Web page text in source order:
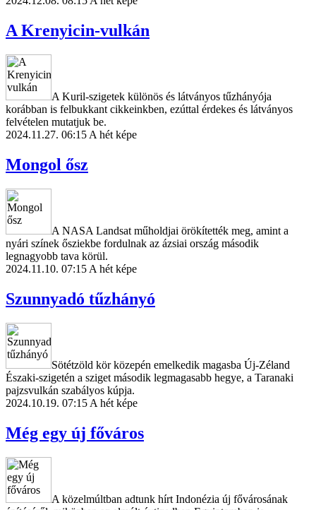
A Krenyicin-vulkán
A Kuril-szigetek különös és látványos tűzhányója
korábban is felbukkant cikkeinkben, ezúttal érdekes és látványos
felvételen mutatjuk be.
2024.11.27. 06:15 A hét képe
Mongol ősz
A NASA Landsat műholdjai örökítették meg, amint a
nyári színek ősziekbe fordulnak az ázsiai ország második
legnagyobb tava körül.
2024.11.10. 07:15 A hét képe
Szunnyadó tűzhányó
Sötétzöld kör közepén emelkedik magasba Új-Zéland
Északi-szigetén a sziget második legmagasabb hegye, a Taranaki
pajzsvulkán szabályos kúpja.
2024.10.19. 07:15 A hét képe
Még egy új főváros
A közelmúltban adtunk hírt Indonézia új fővárosának